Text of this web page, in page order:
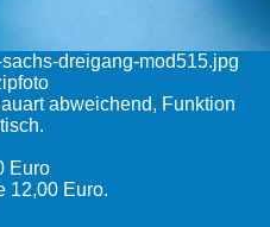
dreigang-mod515.jpg
abweichend, Funktion
Euro
12,00 Euro.